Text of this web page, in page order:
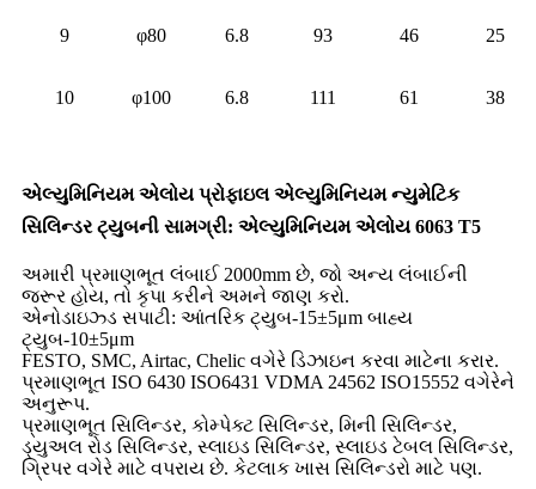
9 φ80 6.8 93 46 25
10 φ100 6.8 111 61 38
એલ્યુમિનિયમ એલોય પ્રોફાઇલ એલ્યુમિનિયમ ન્યુમેટિક
સિલિન્ડર ટ્યુબની સામગ્રી: એલ્યુમિનિયમ એલોય 6063 T5
અમારી પ્રમાણભૂત લંબાઈ 2000mm છે, જો અન્ય લંબાઈની
જરૂર હોય, તો કૃપા કરીને અમને જાણ કરો.
એનોડાઇઝ્ડ સપાટી: આંતરિક ટ્યુબ-15±5μm બાહ્ય
ટ્યુબ-10±5μm
FESTO, SMC, Airtac, Chelic વગેરે ડિઝાઇન કરવા માટેના કરાર.
પ્રમાણભૂત ISO 6430 ISO6431 VDMA 24562 ISO15552 વગેરેને
અનુરૂપ.
પ્રમાણભૂત સિલિન્ડર, કોમ્પેક્ટ સિલિન્ડર, મિની સિલિન્ડર,
ડ્યુઅલ રોડ સિલિન્ડર, સ્લાઇડ સિલિન્ડર, સ્લાઇડ ટેબલ સિલિન્ડર,
ગ્રિપર વગેરે માટે વપરાય છે. કેટલાક ખાસ સિલિન્ડરો માટે પણ.